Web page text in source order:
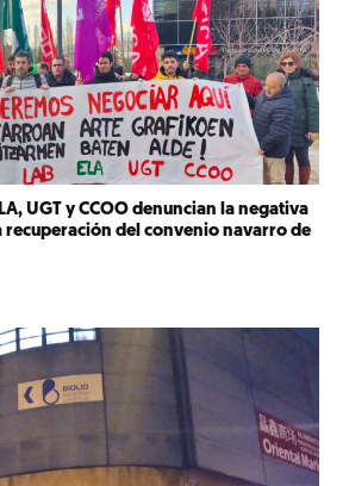
UGT y CCOO denuncian la negativa
recuperación del convenio navarro de